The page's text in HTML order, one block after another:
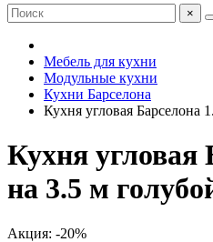
×
Мебель для кухни
Модульные кухни
Кухни Барселона
Кухня угловая Барселона
Кухня угловая
на 3.5 м
Акция: -20%